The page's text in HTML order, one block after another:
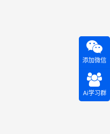
添加微信
Ai学习群